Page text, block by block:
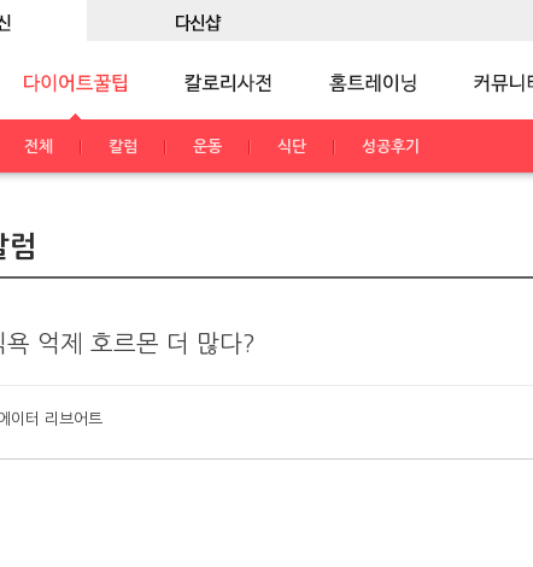
전체 칼럼 운동 식단 성공후기
럼
욕 억제 호르몬 더 많다?
이터 리브어트